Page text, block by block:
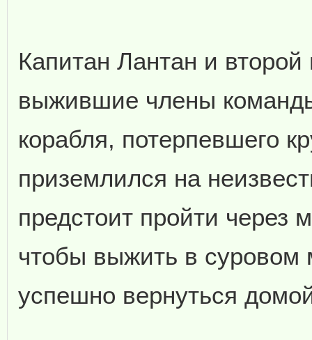
Капитан Лантан и
выжившие члены команды
корабля, потерпевшего
приземлился на
предстоит пройти через
чтобы выжить в
успешно вернуться